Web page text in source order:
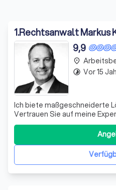
1.Rechtsanwalt Markus
9,9
Ich biete maßgeschneiderte
Vertrauen Sie auf meine
Bauvorhaben und für
Kontaktieren Sie mich für ein
place
timelapse Vor 15